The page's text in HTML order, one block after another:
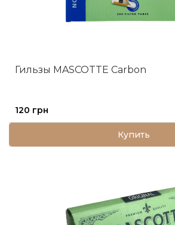
Гильзы MASCOTTE Carbon
120 грн
Купить